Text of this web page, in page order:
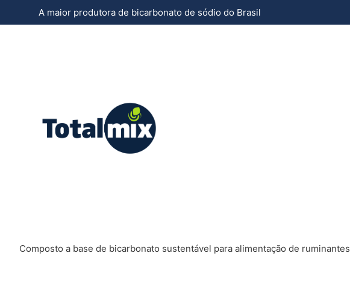
A maior produtora de bicarbonato de sódio do Brasil
Composto a base de bicarbonato sustentável para alimentação de ruminantes